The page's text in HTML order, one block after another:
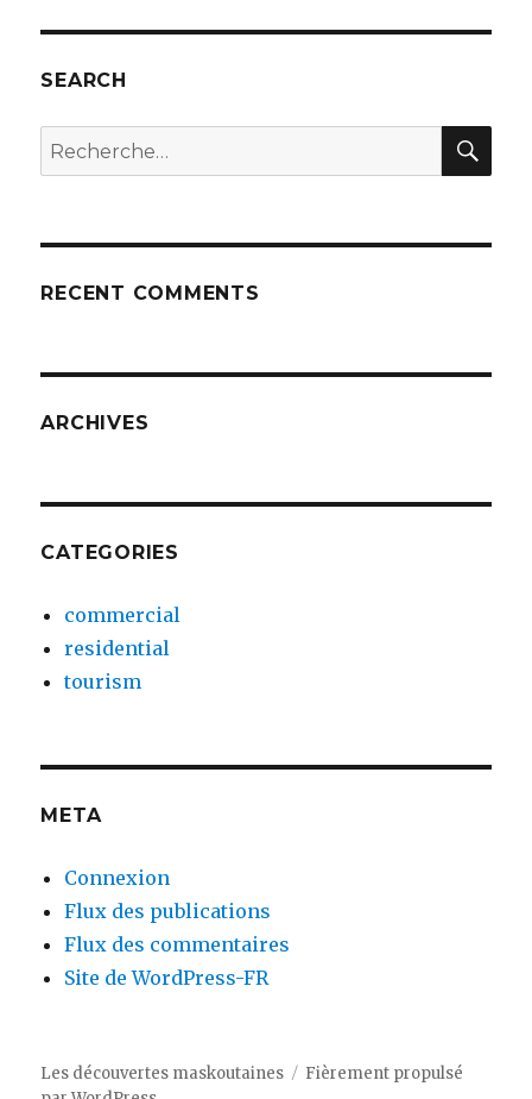
SEARCH
Recherche
pour
RECENT COMMENTS
ARCHIVES
CATEGORIES
commercial
residential
tourism
META
Connexion
Flux des publications
Flux des commentaires
Site de WordPress-FR
Les découvertes maskoutaines
Fièrement propulsé